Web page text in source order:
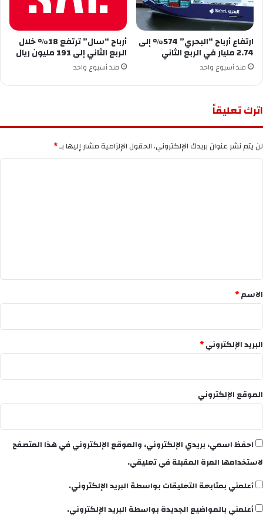
ارتفاع أرباح “البحري” 574% إلى
2.74 مليار في الربع الثاني
منذ أسبوع واحد
أرباح “سال” ترتفع 18% خلال
الربع الثاني إلى 191 مليون ريال
منذ أسبوع واحد
اترك تعليقاً
لن يتم نشر عنوان بريدك الإلكتروني.الحقول الإلزامية مشار إليها بـ*
*
الاسم*
البريد الإلكتروني*
الموقع الإلكتروني
احفظ اسمي، بريدي الإلكتروني، والموقع الإلكتروني في هذا المتصفح
لاستخدامها المرة المقبلة في تعليقي.
أعلمني بمتابعة التعليقات بواسطة البريد الإلكتروني.
أعلمني بالمواضيع الجديدة بواسطة البريد الإلكتروني.